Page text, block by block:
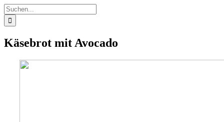
Suche
nach:
Käsebrot mit Avocado